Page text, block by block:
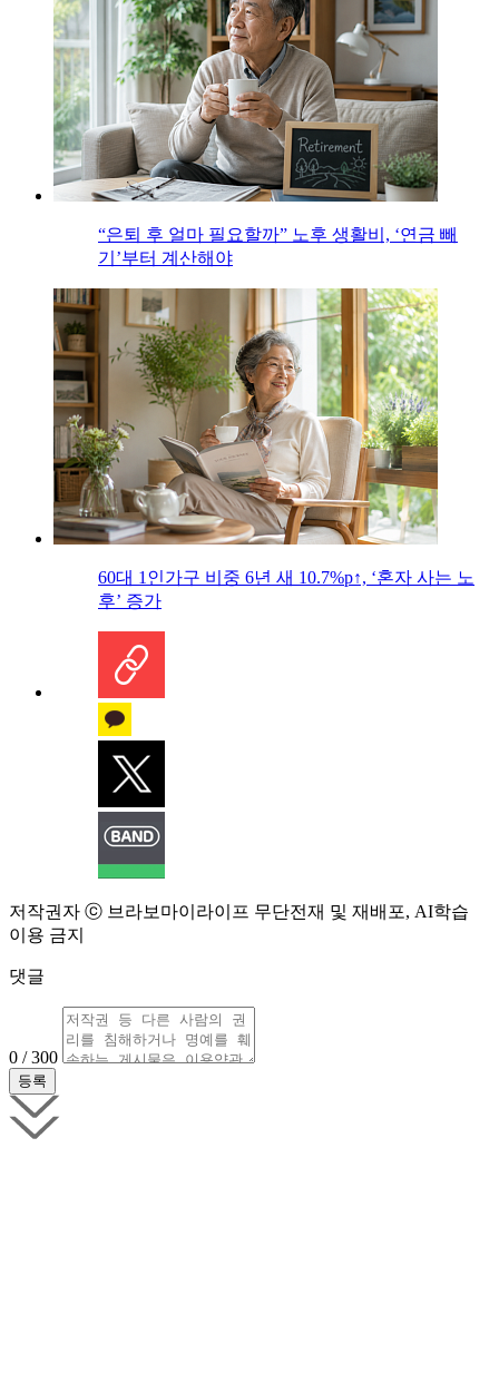
“은퇴 후 얼마 필요할까” 노후 생활비, ‘연금 빼
기’부터 계산해야
60대 1인가구 비중 6년 새 10.7%p↑, ‘혼자 사는 노
후’ 증가
저작권자 ⓒ 브라보마이라이프 무단전재 및 재배포, AI학습
이용 금지
댓글
0 / 300